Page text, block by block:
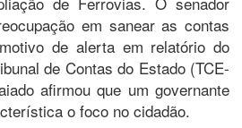
em sanear as contas
de alerta em relatório do
de Contas do Estado (TCE-
afirmou que um governante
o foco no cidadão.